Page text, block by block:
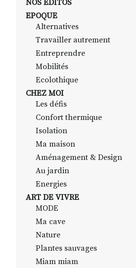
NOS EDITOS
EPOQUE
Alternatives
Travailler autrement
Entreprendre
Mobilités
Ecolothique
CHEZ MOI
Les défis
Confort thermique
Isolation
Ma maison
Aménagement & Design
Au jardin
Energies
ART DE VIVRE
MODE
Ma cave
Nature
Plantes sauvages
Miam miam